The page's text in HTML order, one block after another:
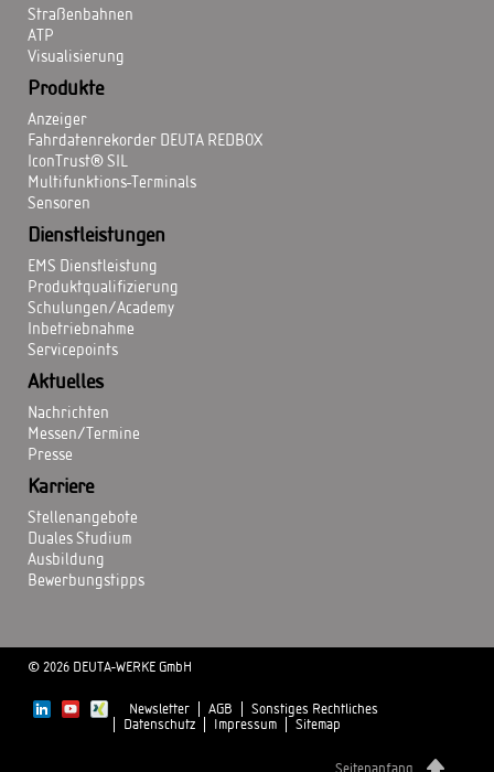
Straßenbahnen
ATP
Visualisierung
Produkte
Anzeiger
Fahrdatenrekorder DEUTA REDBOX
IconTrust® SIL
Multifunktions-Terminals
Sensoren
Dienstleistungen
EMS Dienstleistung
Produktqualifizierung
Schulungen/Academy
Inbetriebnahme
Servicepoints
Aktuelles
Nachrichten
Messen/Termine
Presse
Karriere
Stellenangebote
Duales Studium
Ausbildung
Bewerbungstipps
© 2026 DEUTA-WERKE GmbH
Newsletter AGB
Sonstiges Rechtliches
Datenschutz
Impressum Sitemap
Seitenanfang